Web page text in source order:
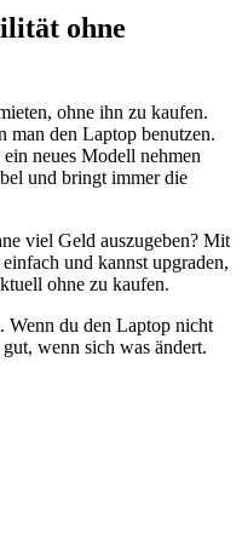
ohne
ohne ihn zu kaufen.
man den Laptop benutzen.
neues Modell nehmen
und bringt immer die
viel Geld auszugeben? Mit
und kannst upgraden,
ohne zu kaufen.
Wenn du den Laptop nicht
wenn sich was ändert.